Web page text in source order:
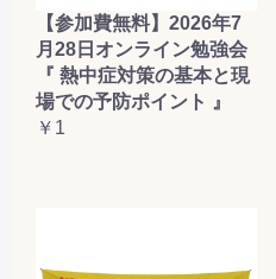
【参加費無料】2026年7
月28日オンライン勉強会
『 熱中症対策の基本と現
場での予防ポイント 』
￥1